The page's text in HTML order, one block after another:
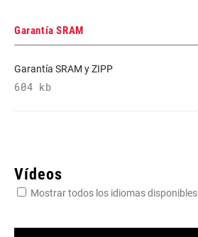
Garantía SRAM
Garantía SRAM y ZIPP
604 kb
Vídeos
Mostrar todos los idiomas disponibles